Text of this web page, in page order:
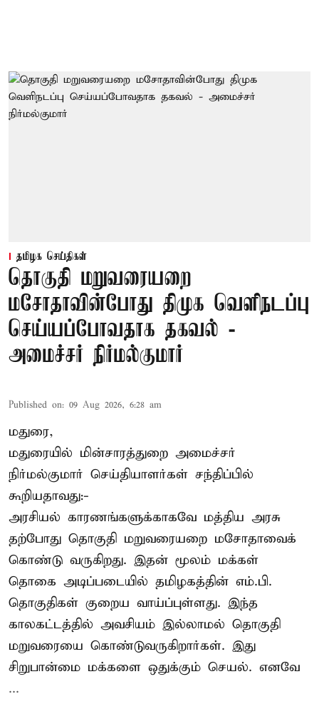
தமிழக செய்திகள்
தொகுதி மறுவரையறை
மசோதாவின்போது திமுக வெளிநடப்பு
செய்யப்போவதாக தகவல் -
அமைச்சர் நிர்மல்குமார்
Published on: 09 Aug 2026, 6:28 am
மதுரை,
மதுரையில் மின்சாரத்துறை அமைச்சர்
நிர்மல்குமார் செய்தியாளர்கள் சந்திப்பில்
கூறியதாவது:-
அரசியல் காரணங்களுக்காகவே மத்திய அரசு
தற்போது தொகுதி மறுவரையறை மசோதாவைக்
கொண்டு வருகிறது. இதன் மூலம் மக்கள்
தொகை அடிப்படையில் தமிழகத்தின் எம்.பி.
தொகுதிகள் குறைய வாய்ப்புள்ளது. இந்த
காலகட்டத்தில் அவசியம் இல்லாமல் தொகுதி
மறுவரையை கொண்டுவருகிறார்கள். இது
சிறுபான்மை மக்களை ஒதுக்கும் செயல். எனவே
...